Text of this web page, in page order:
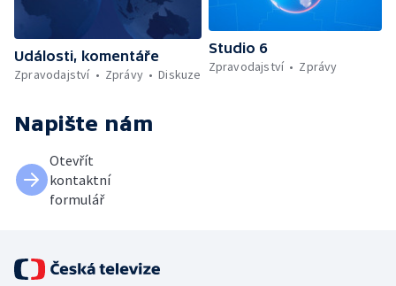
Události, komentáře
Zpravodajství
Zprávy Diskuze
Studio 6
Zpravodajství
Zprávy
Napište nám
Otevřít
kontaktní
formulář